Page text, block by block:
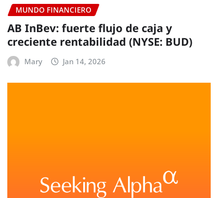
MUNDO FINANCIERO
AB InBev: fuerte flujo de caja y
creciente rentabilidad (NYSE: BUD)
Mary Jan 14, 2026